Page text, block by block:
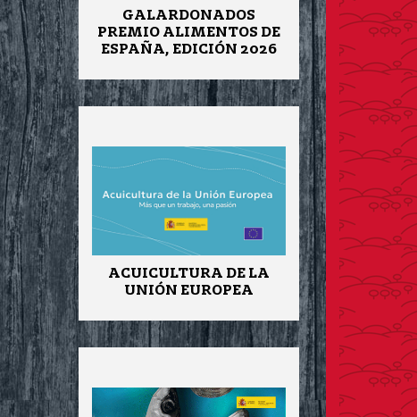
GALARDONADOS
PREMIO ALIMENTOS DE
ESPAÑA, EDICIÓN 2026
ACUICULTURA DE LA
UNIÓN EUROPEA